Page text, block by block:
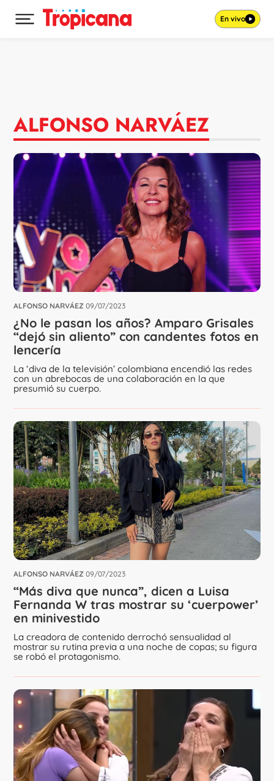
Desplegar menú principal En vivo
ALFONSO NARVÁEZ
ALFONSO NARVÁEZ 09/07/2023
¿No le pasan los años? Amparo Grisales
“dejó sin aliento” con candentes fotos en
lencería
La ‘diva de la televisión’ colombiana encendió las redes
con un abrebocas de una colaboración en la que
presumió su cuerpo.
ALFONSO NARVÁEZ 09/07/2023
“Más diva que nunca”, dicen a Luisa
Fernanda W tras mostrar su ‘cuerpower’
en minivestido
La creadora de contenido derrochó sensualidad al
mostrar su rutina previa a una noche de copas; su figura
se robó el protagonismo.